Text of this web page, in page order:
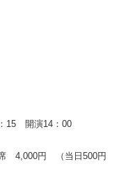
15 開演14：00
4,000円 （当日500円